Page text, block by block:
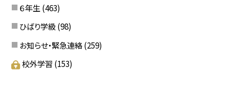
６年生 (463)
ひばり学級 (98)
お知らせ・緊急連絡 (259)
校外学習 (153)